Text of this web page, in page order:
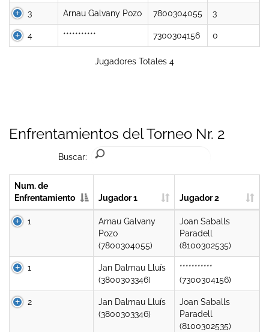
3 Arnau Galvany Pozo 7800304055 3
4 *********** 7300304156 0
Jugadores Totales 4
Enfrentamientos del Torneo Nr. 2
Buscar:
Num. de
Enfrentamiento
Jugador 1 Jugador 2
1
Arnau Galvany
Pozo
(7800304055)
Joan Saballs
Paradell
(8100302535)
1
Jan Dalmau Lluís
(3800303346)
***********
(7300304156)
2
Jan Dalmau Lluís
(3800303346)
Joan Saballs
Paradell
(8100302535)